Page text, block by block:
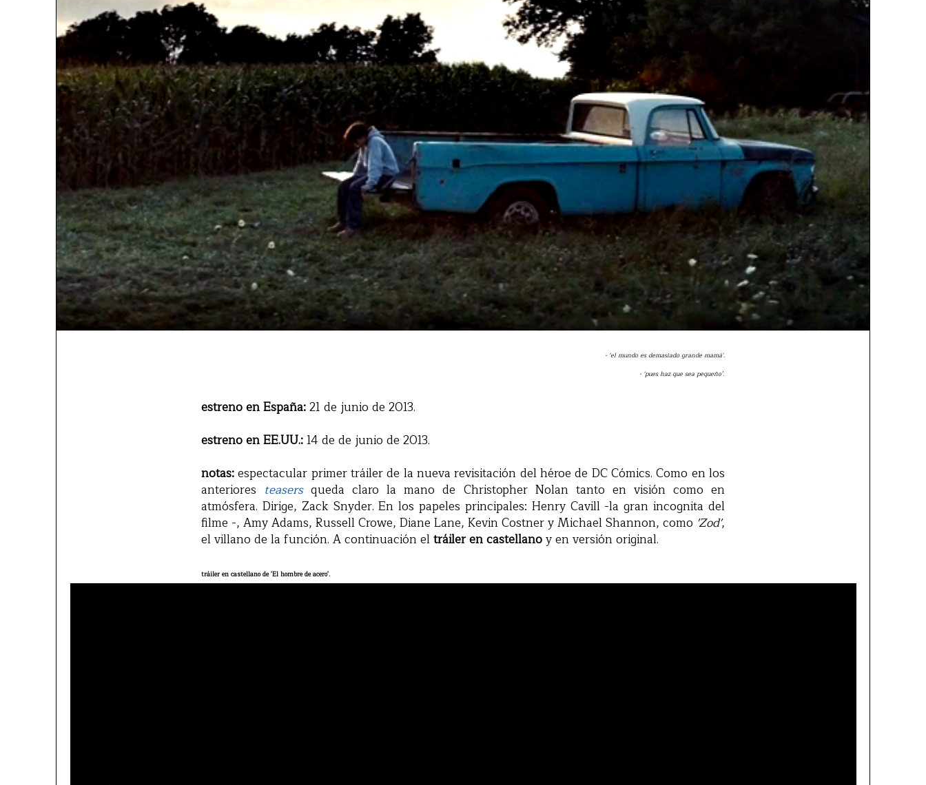
- 'el mundo es demasiado grande mamá'.
- 'pues haz que sea pequeño'.
estreno en España:21 de junio de 2013.
estreno en EE.UU.:14 de de junio de 2013.
notas:espectacular primer tráiler de la nueva revisitación del héroe de DC Cómics. Como en los
anteriores teasersqueda claro la mano de Christopher Nolan tanto en visión como en
atmósfera. Dirige, Zack Snyder. En los papeles principales: Henry Cavill -la gran incognita del
filme -, Amy Adams, Russell Crowe, Diane Lane, Kevin Costner y Michael Shannon, como 'Zod',
el villano de la función. A continuación eltráiler en castellanoy en versión original.
tráiler en castellano de 'El hombre de acero'.